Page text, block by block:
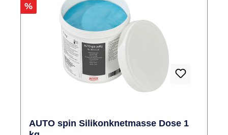
Rabatt
%
AUTO spin Silikonknetmasse Dose 1